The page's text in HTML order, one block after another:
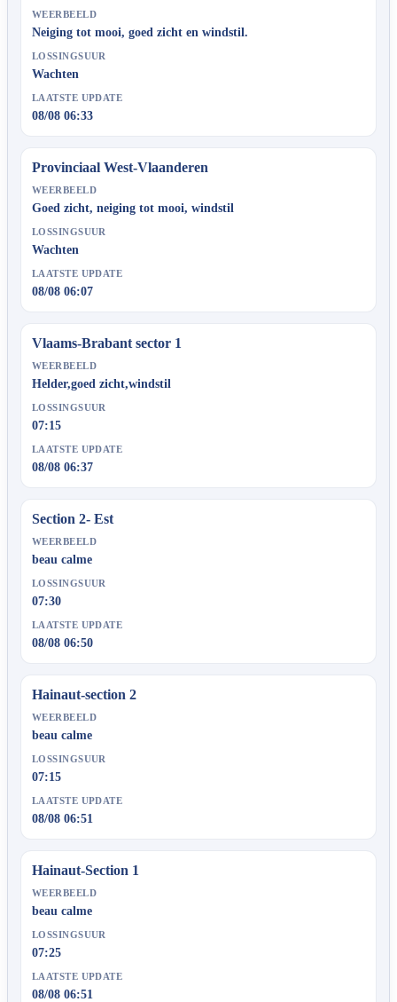
WEERBEELD
Neiging tot mooi, goed zicht en windstil.
LOSSINGSUUR
Wachten
LAATSTE UPDATE
08/08 06:33
Provinciaal West-Vlaanderen
WEERBEELD
Goed zicht, neiging tot mooi, windstil
LOSSINGSUUR
Wachten
LAATSTE UPDATE
08/08 06:07
Vlaams-Brabant sector 1
WEERBEELD
Helder,goed zicht,windstil
LOSSINGSUUR
07:15
LAATSTE UPDATE
08/08 06:37
Section 2- Est
WEERBEELD
beau calme
LOSSINGSUUR
07:30
LAATSTE UPDATE
08/08 06:50
Hainaut-section 2
WEERBEELD
beau calme
LOSSINGSUUR
07:15
LAATSTE UPDATE
08/08 06:51
Hainaut-Section 1
WEERBEELD
beau calme
LOSSINGSUUR
07:25
LAATSTE UPDATE
08/08 06:51